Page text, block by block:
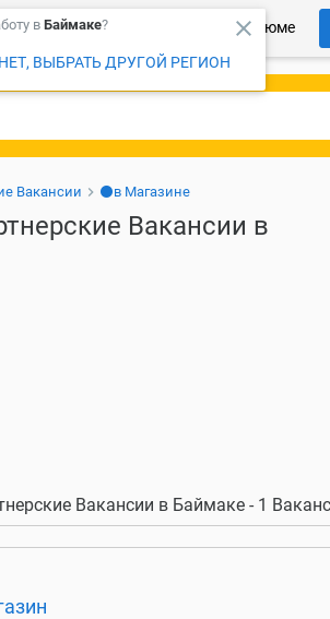
150 000 компаний ждут Ваше резюме
close
вБаймаке?
НЕТ, ВЫБРАТЬ ДРУГОЙ РЕГИОН
Вакансии ⚫в Магазине
Вакансии в
Вакансии в Баймаке - 1